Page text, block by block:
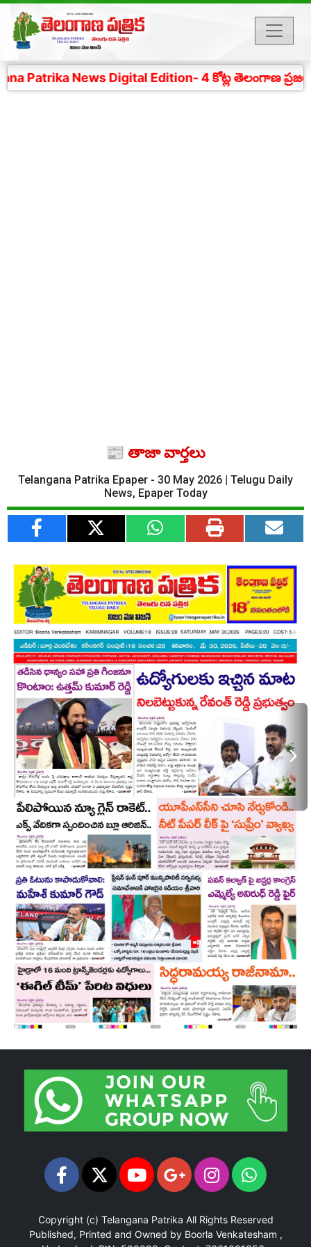
Patrika News Digital Edition- 4 కోట్ల తెలంగాణ
📰 తాజా వార్తలు
Telangana Patrika Epaper - 30 May 2026 | Telugu Daily
News, Epaper Today
Copyright (c) Telangana Patrika All Rights Reserved
Published, Printed and Owned by Boorla Venkatesham ,